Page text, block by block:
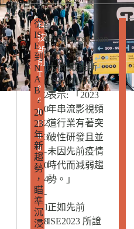
科
技
新
創
T
e
c
h
H
u
b
從
IS
E
到
N
A
B
，
20
23
年
新
趨
勢
，
瞄
準
沉
浸
e
d
it
o
r
2
0
2
3
-
0
4
-
1
8
By: Janice Chan
大衛·戴維斯
(David Davies)
表示: 「2023
年串流影視頻
道行業有著突
破性研發且並
未因先前疫情
時代而減弱趨
勢。」
正如先前
ISE2023 所證